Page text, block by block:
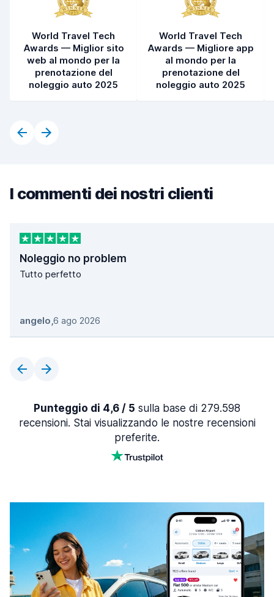
World Travel Tech
Awards — Miglior sito
web al mondo per la
prenotazione del
noleggio auto 2025
World Travel Tech
Awards — Migliore app
al mondo per la
prenotazione del
noleggio auto 2025
I commenti dei nostri clienti
Noleggio no problem
Tutto perfetto
angelo,6 ago 2026
Punteggio di 4,6 / 5 sulla base di 279.598
recensioni. Stai visualizzando le nostre recensioni
preferite.